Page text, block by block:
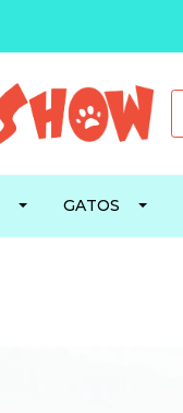
GATOS